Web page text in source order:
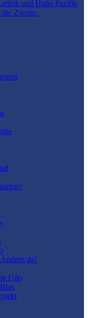
und Hallo Pazifik
die Zweite.
da!
Udo